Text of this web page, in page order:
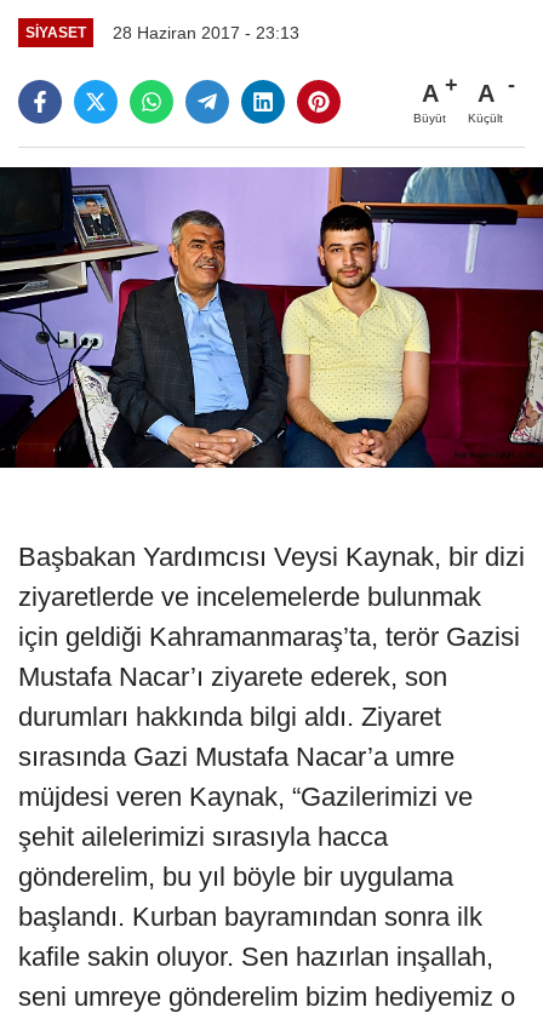
SİYASET 28 Haziran 2017 - 23:13
A
Büyüt
A
Küçült
Başbakan Yardımcısı Veysi Kaynak, bir dizi
ziyaretlerde ve incelemelerde bulunmak
için geldiği Kahramanmaraş’ta, terör Gazisi
Mustafa Nacar’ı ziyarete ederek, son
durumları hakkında bilgi aldı. Ziyaret
sırasında Gazi Mustafa Nacar’a umre
müjdesi veren Kaynak, “Gazilerimizi ve
şehit ailelerimizi sırasıyla hacca
gönderelim, bu yıl böyle bir uygulama
başlandı. Kurban bayramından sonra ilk
kafile sakin oluyor. Sen hazırlan inşallah,
seni umreye gönderelim bizim hediyemiz o